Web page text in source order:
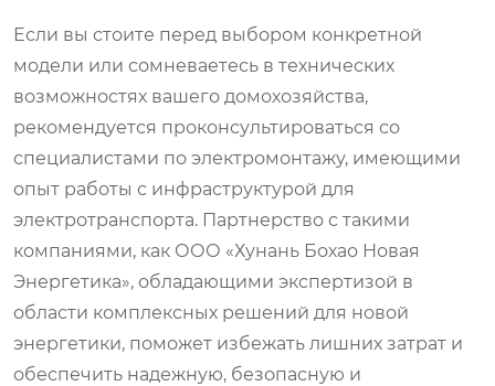
Если вы стоите перед выбором конкретной
модели или сомневаетесь в технических
возможностях вашего домохозяйства,
рекомендуется проконсультироваться со
специалистами по электромонтажу, имеющими
опыт работы с инфраструктурой для
электротранспорта. Партнерство с такими
компаниями, как ООО «Хунань Бохао Новая
Энергетика», обладающими экспертизой в
области комплексных решений для новой
энергетики, поможет избежать лишних затрат и
обеспечить надежную, безопасную и